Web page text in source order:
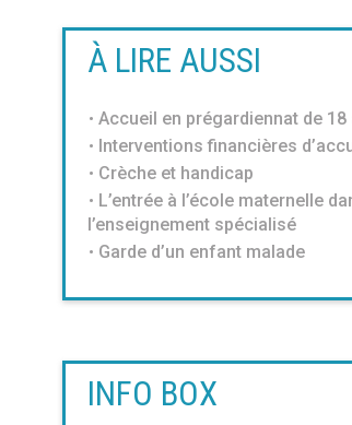
À LIRE AUSSI
Accueil en prégardiennat de 18
Interventions financières
Crèche et handicap
L’entrée à l’école maternelle
l’enseignement spécialisé
Garde d’un enfant malade
INFO BOX